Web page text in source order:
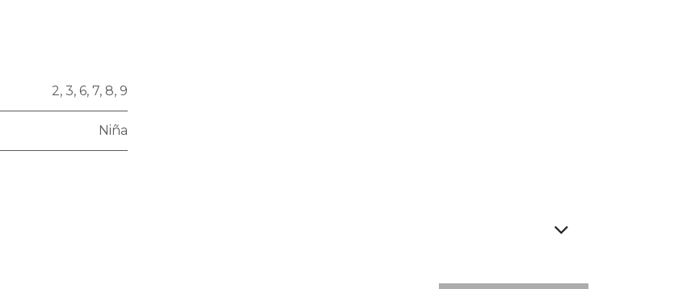
2, 3, 6, 7, 8, 9
Niña